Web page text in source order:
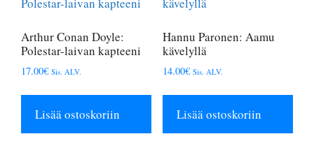
Arthur Conan Doyle:
Polestar-laivan kapteeni
17.00€ Sis. ALV.
Lisää ostoskoriin
Hannu Paronen: Aamu
kävelyllä
14.00€ Sis. ALV.
Lisää ostoskoriin